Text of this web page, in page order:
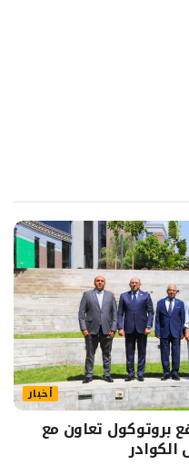
أخبار
بروتوكول تعاون مع